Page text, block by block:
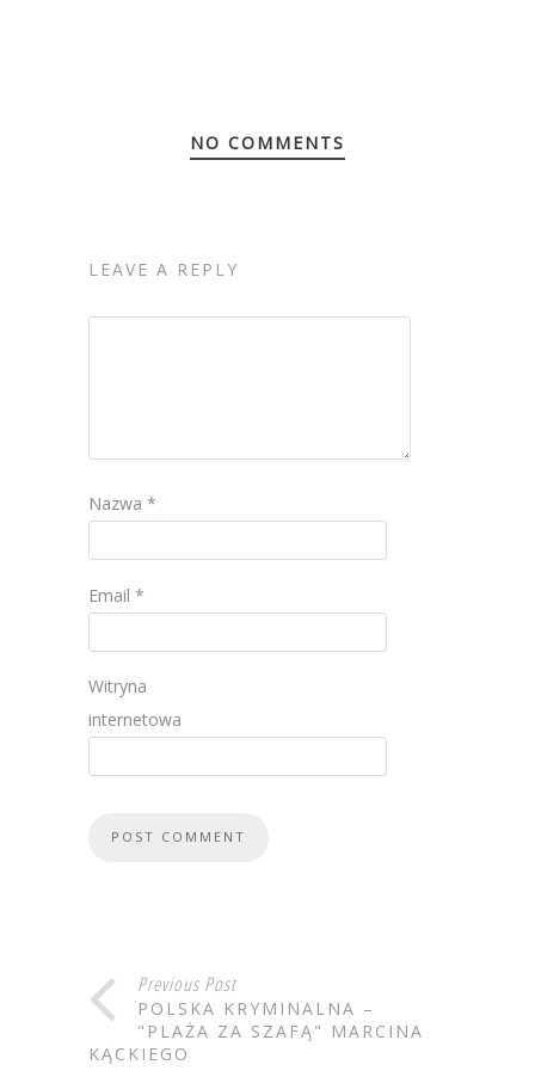
NO COMMENTS
LEAVE A REPLY
Nazwa *
Email *
Witryna
internetowa
Previous Post
POLSKA KRYMINALNA –
"PLAŻA ZA SZAFĄ" MARCINA
KĄCKIEGO